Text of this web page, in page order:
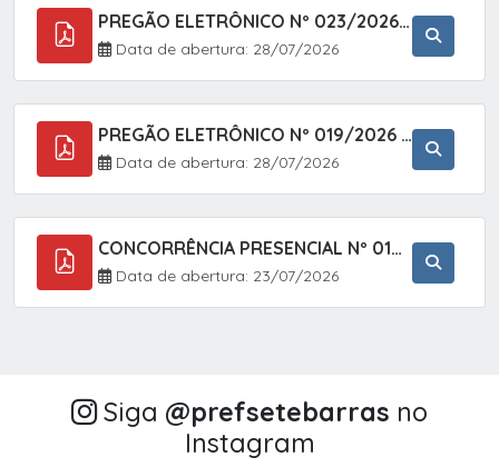
PREGÃO ELETRÔNICO Nº 023/2026 - AQUISIÇÃO DE ENXOVAL INFANTIL, EM ATENDIMENTO À SECRETARIA MUNICIPAL DE EDUCAÇÃO, ATRAVÉS DO SISTEMA DE REGISTRO DE PREÇOS (SRP).
Data de abertura: 28/07/2026
PREGÃO ELETRÔNICO Nº 019/2026 - CONTRATAÇÃO DE EMPRESA ESPECIALIZADA PARA A PRESTAÇÃO DE SERVIÇOS VETERINÁRIOS CLÍNICOS E CIRÚRGICOS, COM FOCO EM AÇÕES DE SAÚDE PÚBLICA, BEM-ESTAR ANIMAL E CONTROLE POPULACIONAL ÉTICO DE CÃES E GATOS, EM ATENDIMENTO À
Data de abertura: 28/07/2026
CONCORRÊNCIA PRESENCIAL Nº 018/2026 - PAVIMENTAÇÃO ASFÁLTICA NO BAIRRO VOTUPOCA ? ESTRADA DA RAPOSA, NO MUNICÍPIO DE SETE BARRAS/SP
Data de abertura: 23/07/2026
Siga @‌prefsetebarras no
Instagram